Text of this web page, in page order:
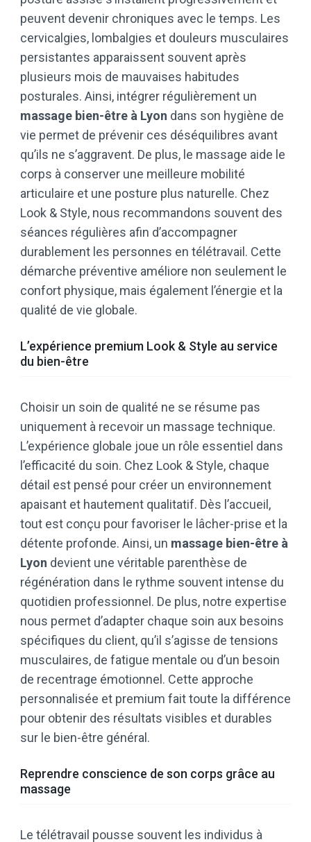
peuvent devenir chroniques avec le temps. Les
cervicalgies, lombalgies et douleurs musculaires
persistantes apparaissent souvent après
plusieurs mois de mauvaises habitudes
posturales. Ainsi, intégrer régulièrement un
massage bien-être à Lyon dans son hygiène de
vie permet de prévenir ces déséquilibres avant
qu’ils ne s’aggravent. De plus, le massage aide le
corps à conserver une meilleure mobilité
articulaire et une posture plus naturelle. Chez
Look & Style, nous recommandons souvent des
séances régulières afin d’accompagner
durablement les personnes en télétravail. Cette
démarche préventive améliore non seulement le
confort physique, mais également l’énergie et la
qualité de vie globale.
L’expérience premium Look & Style au service
du bien-être
Choisir un soin de qualité ne se résume pas
uniquement à recevoir un massage technique.
L’expérience globale joue un rôle essentiel dans
l’efficacité du soin. Chez Look & Style, chaque
détail est pensé pour créer un environnement
apaisant et hautement qualitatif. Dès l’accueil,
tout est conçu pour favoriser le lâcher-prise et la
détente profonde. Ainsi, un massage bien-être à
Lyon devient une véritable parenthèse de
régénération dans le rythme souvent intense du
quotidien professionnel. De plus, notre expertise
nous permet d’adapter chaque soin aux besoins
spécifiques du client, qu’il s’agisse de tensions
musculaires, de fatigue mentale ou d’un besoin
de recentrage émotionnel. Cette approche
personnalisée et premium fait toute la différence
pour obtenir des résultats visibles et durables
sur le bien-être général.
Reprendre conscience de son corps grâce au
massage
Le télétravail pousse souvent les individus à